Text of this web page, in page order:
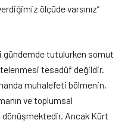
ölçüde varsınız”
gündemde tutulurken somut
tesadüf değildir.
muhalefeti bölmenin,
ve toplumsal
Ancak Kürt